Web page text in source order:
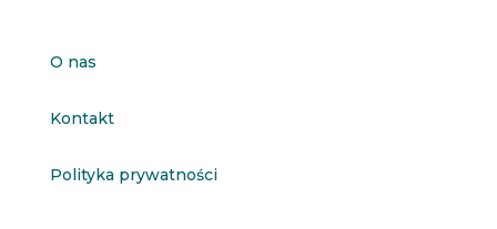
O nas
Kontakt
Polityka prywatności